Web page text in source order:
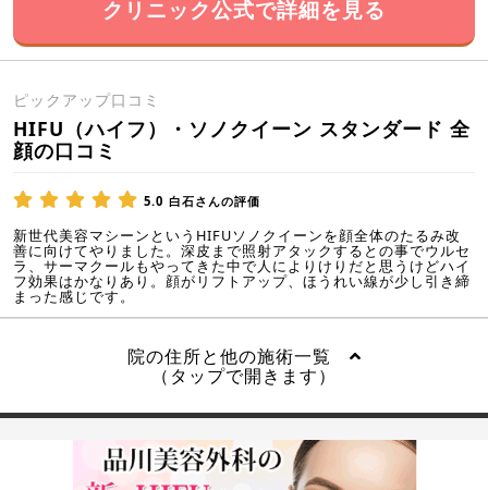
クリニック公式で詳細を見る
ピックアップ口コミ
HIFU（ハイフ）・ソノクイーン スタンダード 全
顔の口コミ
5.0 白石さんの評価
新世代美容マシーンというHIFUソノクイーンを顔全体のたるみ改
善に向けてやりました。深皮まで照射アタックするとの事でウルセ
ラ、サーマクールもやってきた中で人によりけりだと思うけどハイ
フ効果はかなりあり。顔がリフトアップ、ほうれい線が少し引き締
まった感じです。
院の住所と他の施術一覧
（タップで開きます）